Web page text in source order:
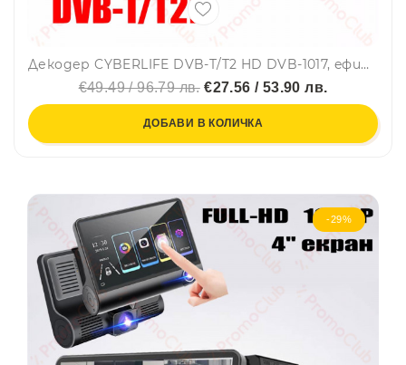
Декодер CYBERLIFE DVB-T/T2 HD DVB-1017, eфирен цифров приемник
€49.49 / 96.79 лв.€27.56 / 53.90 лв.
ДОБАВИ В КОЛИЧКА
-29%